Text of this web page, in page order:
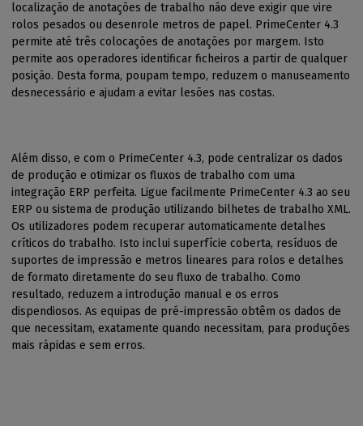
localização de anotações de trabalho não deve exigir que vire
rolos pesados ou desenrole metros de papel. PrimeCenter 4.3
permite até três colocações de anotações por margem. Isto
permite aos operadores identificar ficheiros a partir de qualquer
posição. Desta forma, poupam tempo, reduzem o manuseamento
desnecessário e ajudam a evitar lesões nas costas.
Além disso, e com o PrimeCenter 4.3, pode centralizar os dados
de produção e otimizar os fluxos de trabalho com uma
integração ERP perfeita. Ligue facilmente PrimeCenter 4.3 ao seu
ERP ou sistema de produção utilizando bilhetes de trabalho XML.
Os utilizadores podem recuperar automaticamente detalhes
críticos do trabalho. Isto inclui superfície coberta, resíduos de
suportes de impressão e metros lineares para rolos e detalhes
de formato diretamente do seu fluxo de trabalho. Como
resultado, reduzem a introdução manual e os erros
dispendiosos. As equipas de pré-impressão obtêm os dados de
que necessitam, exatamente quando necessitam, para produções
mais rápidas e sem erros.